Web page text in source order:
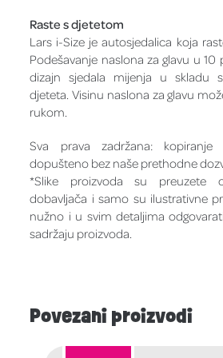
Raste s djetetom
Lars i-Size je autosjedalica koja
Podešavanje naslona za glavu u 10
dizajn sjedala mijenja u skladu
djeteta. Visinu naslona za glavu
rukom.
Sva prava zadržana:
dopušteno bez naše prethodne
*Slike proizvoda su preuzete
dobavljača i samo su ilustrativne
nužno i u svim detaljima
sadržaju proizvoda.
Povezani proizvodi